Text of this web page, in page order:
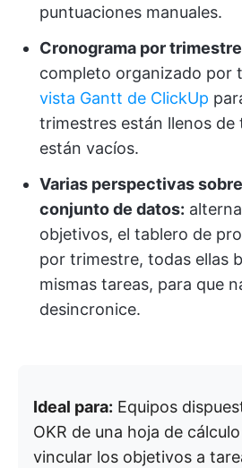
puntuaciones manuales.
Cronograma por
completo organizado por
vista Gantt de ClickUp
trimestres están llenos de
están vacíos.
Varias perspectivas
conjunto de datos:
objetivos, el tablero de
por trimestre, todas ellas
mismas tareas, para que
desincronice.
Ideal para: Equipos
OKR de una hoja de
vincular los objetivos a